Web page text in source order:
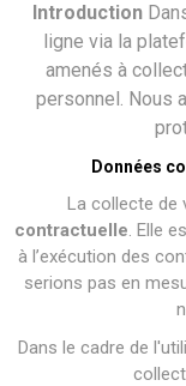
Introduction
ligne via la
amenés à
personnel. Nous
Données
La collecte de
contractuelle. Elle
à l’exécution des
serions pas en
Dans le cadre de